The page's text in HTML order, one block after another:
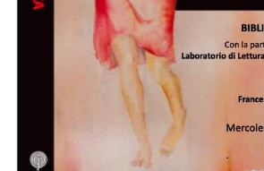
Parlamento
Siciliano,
Palermo
22
marzo
2023.